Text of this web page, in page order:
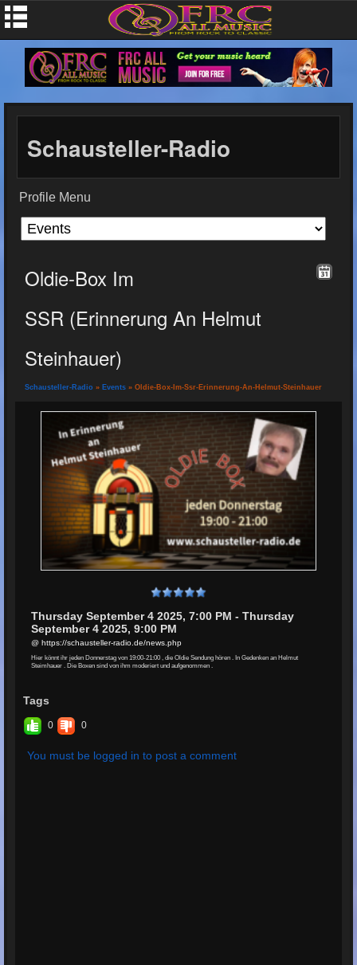
Schausteller-Radio
Profile Menu
Oldie-Box Im
SSR (Erinnerung An Helmut
Steinhauer)
Schausteller-Radio » Events » Oldie-Box-Im-Ssr-Erinnerung-An-Helmut-Steinhauer
Thursday September 4 2025, 7:00 PM - Thursday
September 4 2025, 9:00 PM
@ https://schausteller-radio.de/news.php
Hier könnt ihr jeden Donnerstag von 19:00-21:00 , die Oldie Sendung hören . In Gedenken an Helmut
Steimhauer . Die Boxen sind von ihm moderiert und aufgenommen .
Tags
0 0
You must be logged in to post a comment